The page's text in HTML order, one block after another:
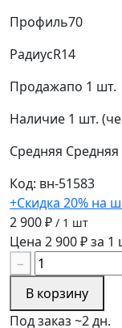
Профиль70
РадиусR14
Продажапо 1 шт.
Наличие 1 шт.
Средняя Средняя
Код: вн-51583
+Скидка 20% на
2 900 ₽ / 1 шт
Цена 2 900 ₽ за 1
−
В корзину
Под заказ ~2 дн.